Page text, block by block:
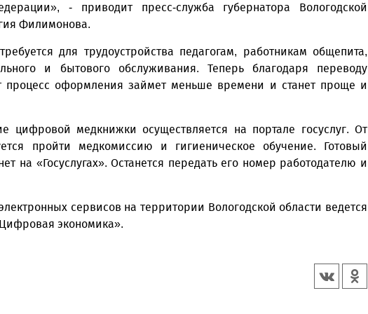
- приводит пресс-служба губернатора Вологодской
Филимонова.
для трудоустройства педагогам, работникам общепита,
и бытового обслуживания. Теперь благодаря переводу
процесс оформления займет меньше времени и станет проще и
цифровой медкнижки осуществляется на портале госуслуг. От
пройти медкомиссию и гигиеническое обучение. Готовый
на «Госуслугах». Останется передать его номер работодателю и
сервисов на территории Вологодской области ведется
экономика».